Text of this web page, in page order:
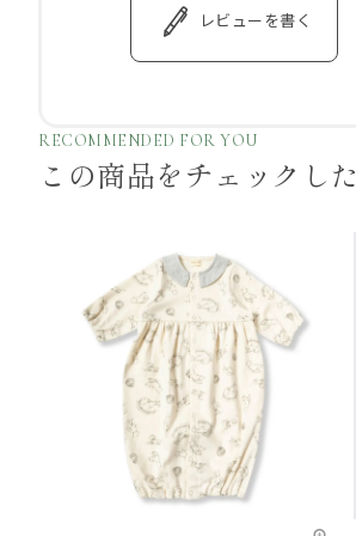
レビューを書く
RECOMMENDED FOR YOU
この商品をチェックした